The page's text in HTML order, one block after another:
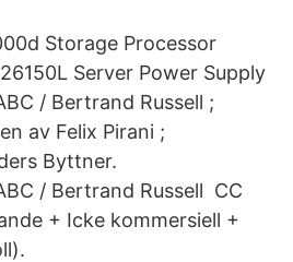
Storage Processor
Server Power Supply
/ Bertrand Russell ;
av Felix Pirani ;
Byttner.
/ Bertrand Russell CC
+ Icke kommersiell +